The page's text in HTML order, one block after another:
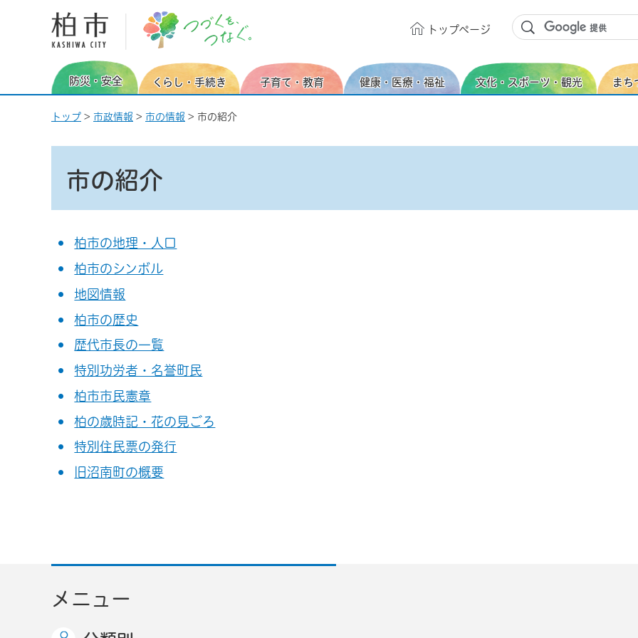
柏市 つづくを、つなぐ。
トップページ
防災・安全 くらし・手続き 子育て・教育 健康・医療・福祉 文化・スポーツ・観光 まち
トップ > 市政情報 > 市の情報 > 市の紹介
市の紹介
柏市の地理・人口
柏市のシンボル
地図情報
柏市の歴史
歴代市長の一覧
特別功労者・名誉町民
柏市市民憲章
柏の歳時記・花の見ごろ
特別住民票の発行
旧沼南町の概要
メニュー